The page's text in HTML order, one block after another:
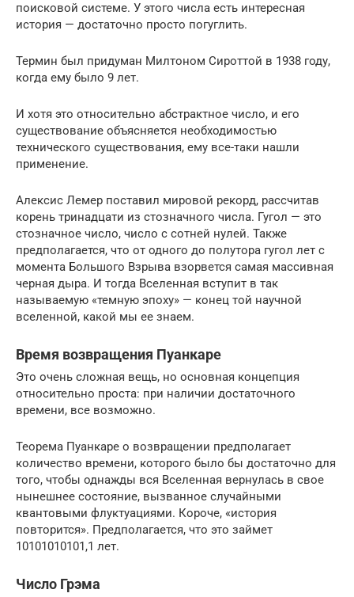
поисковой системе. У этого числа есть интересная
история — достаточно просто погуглить.
Термин был придуман Милтоном Сироттой в 1938 году,
когда ему было 9 лет.
И хотя это относительно абстрактное число, и его
существование объясняется необходимостью
технического существования, ему все-таки нашли
применение.
Алексис Лемер поставил мировой рекорд, рассчитав
корень тринадцати из стозначного числа. Гугол — это
стозначное число, число с сотней нулей. Также
предполагается, что от одного до полутора гугол лет с
момента Большого Взрыва взорвется самая массивная
черная дыра. И тогда Вселенная вступит в так
называемую «темную эпоху» — конец той научной
вселенной, какой мы ее знаем.
Время возвращения Пуанкаре
Это очень сложная вещь, но основная концепция
относительно проста: при наличии достаточного
времени, все возможно.
Теорема Пуанкаре о возвращении предполагает
количество времени, которого было бы достаточно для
того, чтобы однажды вся Вселенная вернулась в свое
нынешнее состояние, вызванное случайными
квантовыми флуктуациями. Короче, «история
повторится». Предполагается, что это займет
10101010101,1 лет.
Число Грэма